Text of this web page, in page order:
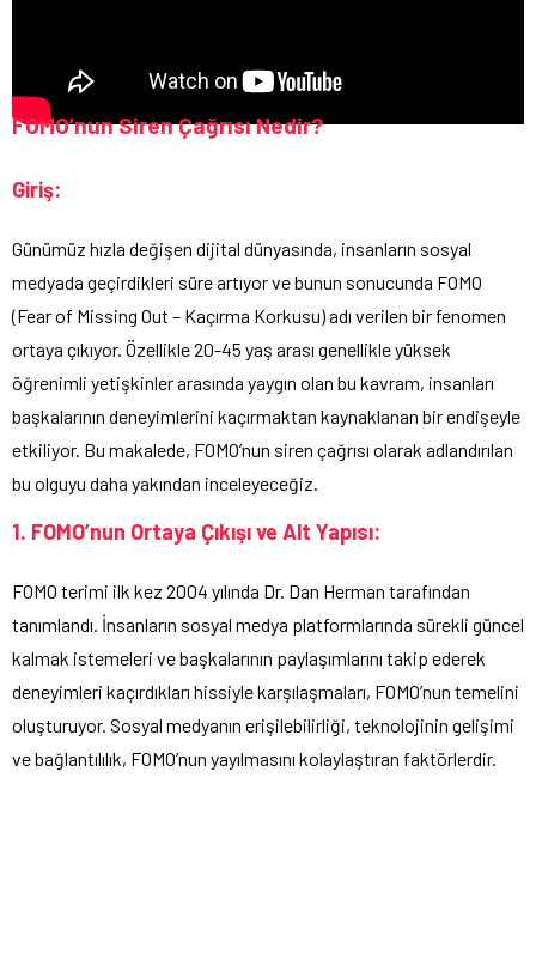
FOMO’nun Siren Çağrısı Nedir?
Giriş:
Günümüz hızla değişen dijital dünyasında, insanların sosyal
medyada geçirdikleri süre artıyor ve bunun sonucunda FOMO
(Fear of Missing Out – Kaçırma Korkusu) adı verilen bir fenomen
ortaya çıkıyor. Özellikle 20-45 yaş arası genellikle yüksek
öğrenimli yetişkinler arasında yaygın olan bu kavram, insanları
başkalarının deneyimlerini kaçırmaktan kaynaklanan bir endişeyle
etkiliyor. Bu makalede, FOMO’nun siren çağrısı olarak adlandırılan
bu olguyu daha yakından inceleyeceğiz.
1. FOMO’nun Ortaya Çıkışı ve Alt Yapısı:
FOMO terimi ilk kez 2004 yılında Dr. Dan Herman tarafından
tanımlandı. İnsanların sosyal medya platformlarında sürekli güncel
kalmak istemeleri ve başkalarının paylaşımlarını takip ederek
deneyimleri kaçırdıkları hissiyle karşılaşmaları, FOMO’nun temelini
oluşturuyor. Sosyal medyanın erişilebilirliği, teknolojinin gelişimi
ve bağlantılılık, FOMO’nun yayılmasını kolaylaştıran faktörlerdir.